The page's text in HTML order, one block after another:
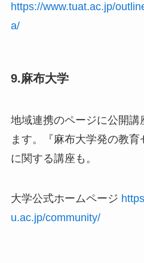
https://www.tuat.ac.jp/
a/
9.麻布大学
地域連携のページに公開講
ます。『麻布大学発の教
に関する講座も。
大学公式ホームページ
u.ac.jp/community/